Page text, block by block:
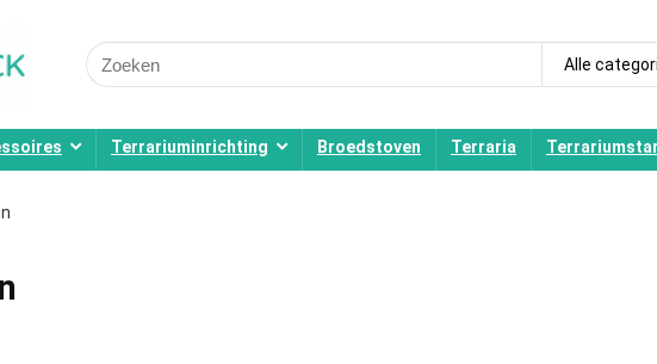
Search
for:
Alle
Terrariuminrichting Broedstoven Terraria